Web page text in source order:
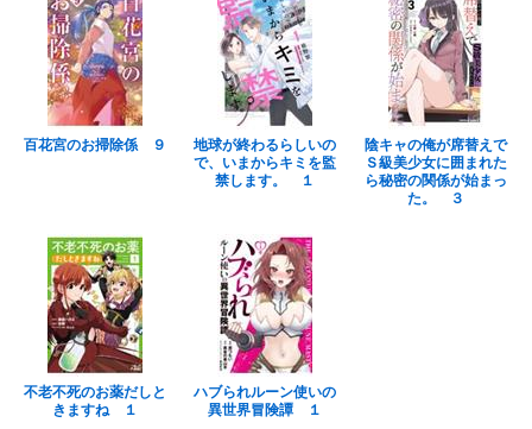
百花宮のお掃除係 ９
地球が終わるらしいの
で、いまからキミを監
禁します。 １
陰キャの俺が席替えで
Ｓ級美少女に囲まれた
ら秘密の関係が始まっ
た。 ３
不老不死のお薬だしと
きますね １
ハブられルーン使いの
異世界冒険譚 １